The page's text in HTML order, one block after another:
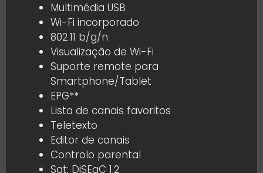
Multimédia USB
Wi-Fi incorporado
802.11 b/g/n
Visualização de Wi-Fi
Suporte remote para
Smartphone/Tablet
EPG**
Lista de canais favoritos
Teletexto
Editor de canais
Controlo parental
Sat: DiSEqC 1.2